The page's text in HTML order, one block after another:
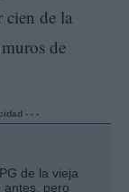
cien de la
de
- - -
de la vieja
antes, pero